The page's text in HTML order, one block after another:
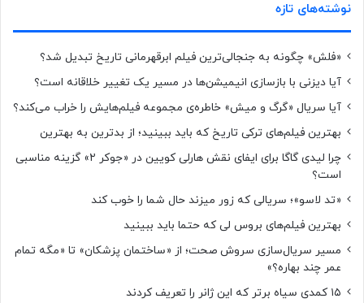
نوشته‌های تازه
«فلش» چگونه به جنجالی‌ترین فیلم ابرقهرمانی تاریخ تبدیل شد؟
آیا دیزنی با بازسازی انیمیشن‌ها در مسیر یک تغییر خلاقانه است؟
آیا سریال «گرگ و میش» خاطره‌ی مجموعه‌ فیلم‌هایش را خراب می‌کند؟
بهترین فیلم‌های ترکی تاریخ که باید ببینید؛ از بدترین به بهترین
چرا لیدی گاگا برای ایفای نقش هارلی کویین در «جوکر ۲» گزینه مناسبی
است؟
«تد لاسو»؛ سریالی که زور میزند حال شما را خوب کند
بهترین فیلم‌های بروس لی که حتما باید ببینید
مسیر سریال‌سازی سروش صحت؛ از «ساختمان پزشکان» تا «مگه تمام
عمر چند بهاره؟»
۱۵ کمدی سیاه برتر که این ژانر را تعریف کردند